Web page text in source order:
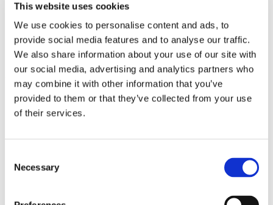
This website uses cookies
We use cookies to personalise content and ads, to
provide social media features and to analyse our traffic.
We also share information about your use of our site with
our social media, advertising and analytics partners who
may combine it with other information that you’ve
provided to them or that they’ve collected from your use
of their services.
Selection
Necessary
Esther Forse Villa Schöningen
Friedrich Thieme
Villa Schöningen
Asana Fujikawa Galerie Friese
Paul Fägerskiöld Galerie Nordenhake
Wieland Förster Schloss Biesdorf
Meschac Gaba PalaisPopulaire
Ellen Gallagher
PalaisPopulaire
Isa Genzken Wehrmuehle Biesenthal
Fabian Ginsberg